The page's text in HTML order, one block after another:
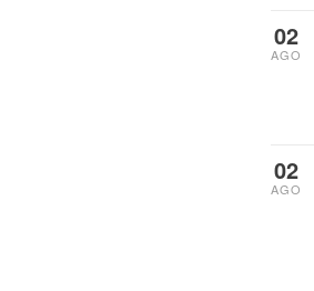
02
AGO
02
AGO